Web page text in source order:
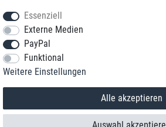
*Sie erreichen uns zum Ortstarif von Montag bis
© 2018 TOP TEN Computervertrieb
Essenziell
Externe Medien
PayPal
Funktional
Weitere Einstellungen
Alle akzeptieren